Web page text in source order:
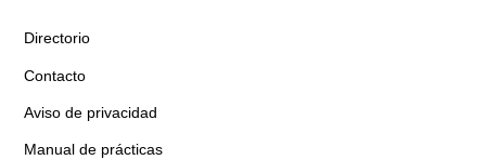
Directorio
Contacto
Aviso de privacidad
Manual de prácticas